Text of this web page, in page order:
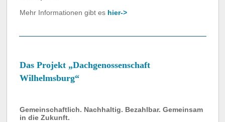
Mehr Informationen gibt es hier->
Das Projekt „Dachgenossenschaft
Wilhelmsburg“
Gemeinschaftlich. Nachhaltig. Bezahlbar. Gemeinsam
in die Zukunft.